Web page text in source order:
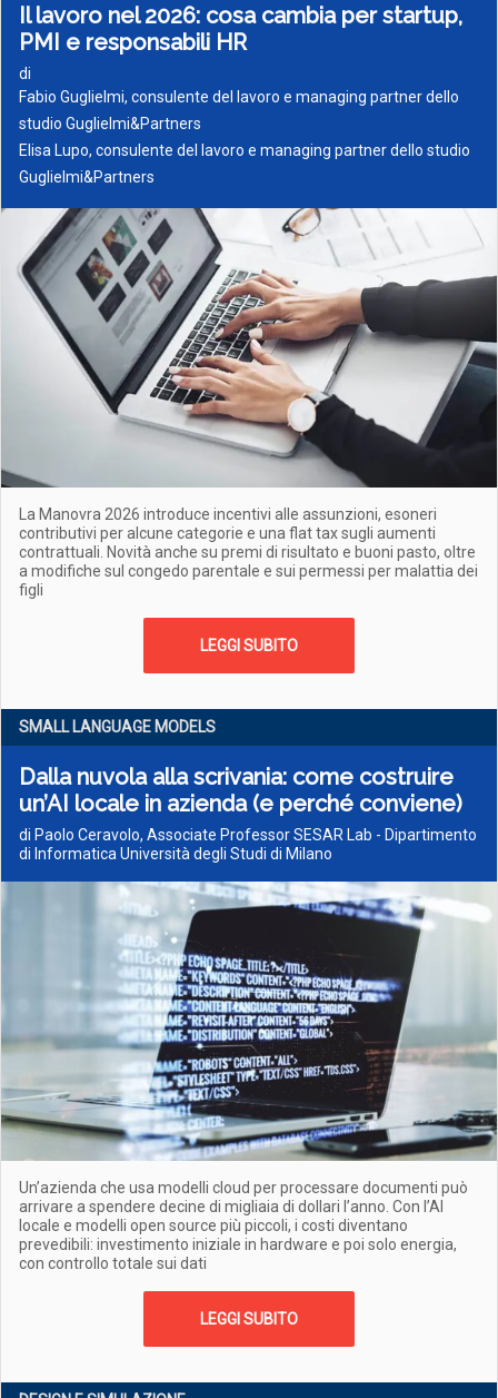
Il lavoro nel 2026: cosa cambia per startup,
PMI e responsabili HR
di
Fabio Guglielmi, consulente del lavoro e managing partner dello
studio Guglielmi&Partners
Elisa Lupo, consulente del lavoro e managing partner dello studio
Guglielmi&Partners
La Manovra 2026 introduce incentivi alle assunzioni, esoneri
contributivi per alcune categorie e una flat tax sugli aumenti
contrattuali. Novità anche su premi di risultato e buoni pasto, oltre
a modifiche sul congedo parentale e sui permessi per malattia dei
figli
LEGGI SUBITO
SMALL LANGUAGE MODELS
Dalla nuvola alla scrivania: come costruire
un’AI locale in azienda (e perché conviene)
di Paolo Ceravolo, Associate Professor SESAR Lab - Dipartimento
di Informatica Università degli Studi di Milano
Un’azienda che usa modelli cloud per processare documenti può
arrivare a spendere decine di migliaia di dollari l’anno. Con l’AI
locale e modelli open source più piccoli, i costi diventano
prevedibili: investimento iniziale in hardware e poi solo energia,
con controllo totale sui dati
LEGGI SUBITO